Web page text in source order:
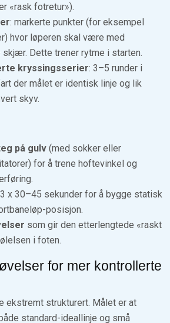
«rask fotretur»).
: markerte punkter (for eksempel
hvor løperen skal være med
Dette trener rytme i starten.
kryssingsserier: 3–5 runder i
der målet er identisk linje og lik
skyv.
på gulv (med sokker eller
for å trene hoftevinkel og
3 x 30–45 sekunder for å bygge statisk
posisjon.
som gir den etterlengtede «raskt
i foten.
for mer kontrollerte
ekstremt strukturert. Målet er at
standard-ideallinje og små